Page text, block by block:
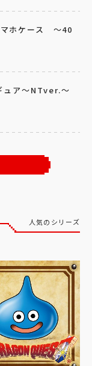
ホケース ～40
ア～NTver.～
人気のシリーズ